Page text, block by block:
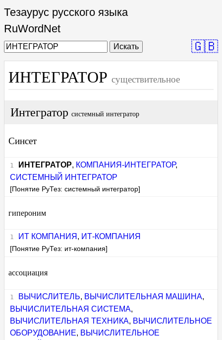
Тезаурус русского языка
RuWordNet
Искать 🇬🇧
ИНТЕГРАТОР существительное
Интегратор системный интегратор
Синсет
ИНТЕГРАТОР, КОМПАНИЯ-ИНТЕГРАТОР,
СИСТЕМНЫЙ ИНТЕГРАТОР
[Понятие РуТез: системный интегратор]
гипероним
ИТ КОМПАНИЯ , ИТ-КОМПАНИЯ
[Понятие РуТез: ит-компания]
ассоциация
ВЫЧИСЛИТЕЛЬ, ВЫЧИСЛИТЕЛЬНАЯ МАШИНА,
ВЫЧИСЛИТЕЛЬНАЯ СИСТЕМА,
ВЫЧИСЛИТЕЛЬНАЯ ТЕХНИКА, ВЫЧИСЛИТЕЛЬНОЕ
ОБОРУДОВАНИЕ, ВЫЧИСЛИТЕЛЬНОЕ